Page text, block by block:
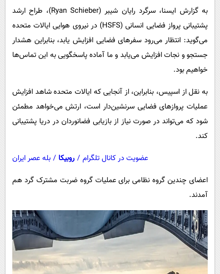
باشگاه مغز
مجله تصویری سلاح
ورزش
سیاست
سرگرمی
گوناگون
حیات وحش
سیاست خارجی
عصر ایران 2
خواندنی ها و دیدنی ها
داستان کوتاه
پیامک
آشپزی
دانلود
آموزش زبان
به گزارش ایسنا، سرگرد رایان شیبر (Ryan Schieber)، طراح ارشد
پشتیبانی پرواز فضایی انسانی (HSFS) در نیروی هوایی ایالات متحده
می‌گوید: انتظار می‌رود سفرهای فضایی افزایش یابد، بنابراین هشدار
جستجو و نجات افزایش می‌یابد و ما آماده پاسخگویی به این تماس‌ها
خواهیم بود.
به نقل از اسپیس، بنابراین، از آنجایی که ایالات متحده شاهد افزایش
عملیات پروازهای فضایی سرنشین‌دار است، ارتش می‌خواهد مطمئن
شود که می‌تواند در صورت نیاز از بازیابی فضانوردان در دریا پشتیبانی
کند.
عضویت در کانال تلگرام / روبیکا / بله عصر ایران
اعضای چندین گروه نظامی برای عملیات گروه ضربت مشترک گرد هم
آمدند.